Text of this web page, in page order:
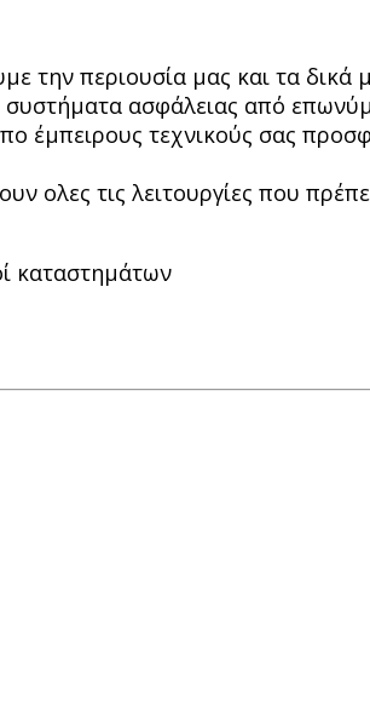
την περιουσία μας και τα
ασφάλειας από
έμπειρους τεχνικούς σας
ολες τις λειτουργίες που
καταστημάτων